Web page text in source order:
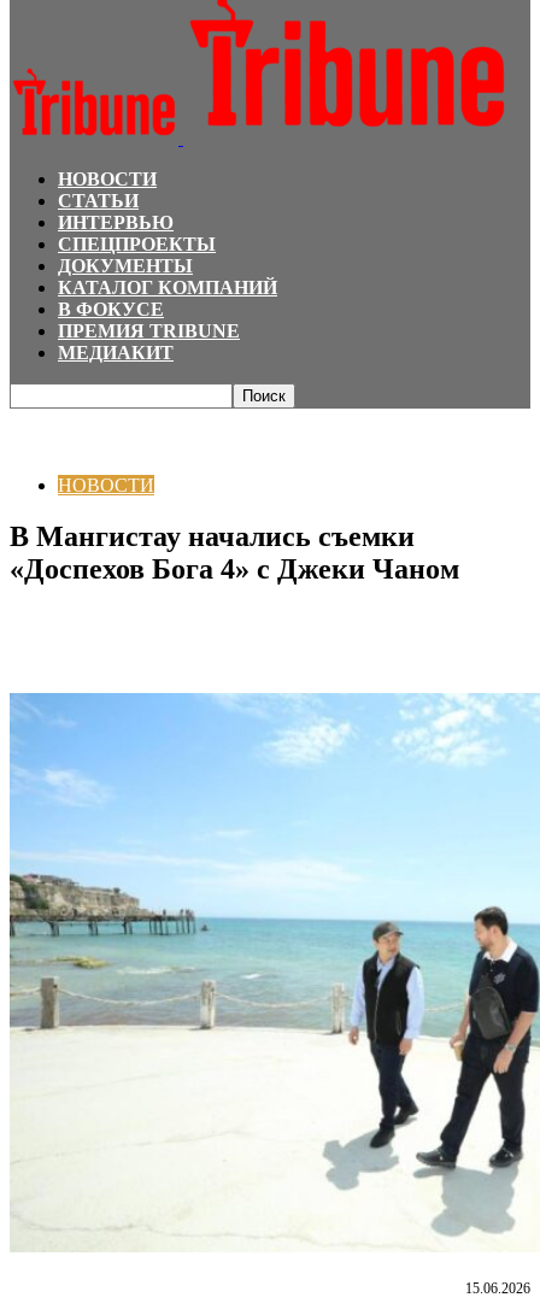
НОВОСТИ
СТАТЬИ
ИНТЕРВЬЮ
СПЕЦПРОЕКТЫ
ДОКУМЕНТЫ
КАТАЛОГ КОМПАНИЙ
В ФОКУСЕ
ПРЕМИЯ TRIBUNE
МЕДИАКИТ
НОВОСТИ
В Мангистау начались съемки
«Доспехов Бога 4» с Джеки Чаном
15.06.2026